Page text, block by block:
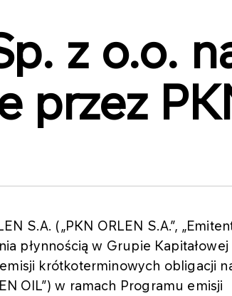
z o.o.
przez
S.A. („PKN ORLEN S.A.”,
płynnością w Grupie Kapitałowej
krótkoterminowych obligacji
OIL”) w ramach Programu emisji